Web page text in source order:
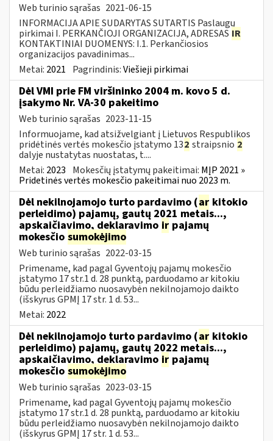
Web turinio sąrašas 2021-06-15
INFORMACIJA APIE SUDARYTAS SUTARTIS Paslaugų
pirkimai I. PERKANČIOJI ORGANIZACIJA, ADRESAS IR
KONTAKTINIAI DUOMENYS: I.1. Perkančiosios
organizacijos pavadinimas...
Metai: 2021 Pagrindinis:Viešieji pirkimai
Dėl VMI prie FM viršininko 2004 m. kovo 5 d.
įsakymo Nr. VA-30 pakeitimo
Web turinio sąrašas 2023-11-15
Informuojame, kad atsižvelgiant į Lietuvos Respublikos
pridėtinės vertės mokesčio įstatymo 132 straipsnio 2
dalyje nustatytas nuostatas, t....
Metai: 2023 Mokesčių įstatymų pakeitimai: MĮP 2021 »
Pridetinės vertės mokesčio pakeitimai nuo 2023 m.
Dėl nekilnojamojo turto pardavimo (ar kitokio
perleidimo) pajamų, gautų 2021 metais...,
apskaičiavimo, deklaravimo ir pajamų
mokesčio sumokėjimo
Web turinio sąrašas 2022-03-15
Primename, kad pagal Gyventojų pajamų mokesčio
įstatymo 17 str.1 d. 28 punktą, parduodamo ar kitokiu
būdu perleidžiamo nuosavybėn nekilnojamojo daikto
(išskyrus GPMĮ 17 str. 1 d. 53...
Metai: 2022
Dėl nekilnojamojo turto pardavimo (ar kitokio
perleidimo) pajamų, gautų 2022 metais...,
apskaičiavimo, deklaravimo ir pajamų
mokesčio sumokėjimo
Web turinio sąrašas 2023-03-15
Primename, kad pagal Gyventojų pajamų mokesčio
įstatymo 17 str.1 d. 28 punktą, parduodamo ar kitokiu
būdu perleidžiamo nuosavybėn nekilnojamojo daikto
(išskyrus GPMĮ 17 str. 1 d. 53...